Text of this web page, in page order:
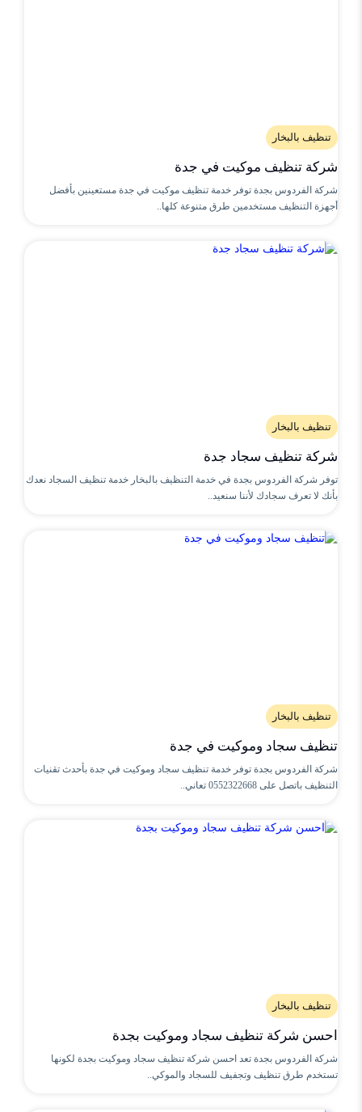
تنظيف بالبخار
شركة تنظيف موكيت في جدة
شركة الفردوس بجدة توفر خدمة تنظيف موكيت في جدة مستعينين بأفضل
أجهزة التنظيف مستخدمين طرق متنوعة كلها..
تنظيف بالبخار
شركة تنظيف سجاد جدة
توفر شركة الفردوس بجدة في خدمة التنظيف بالبخار خدمة تنظيف السجاد نعدك
بأنك لا تعرف سجادك لأننا سنعيد..
تنظيف بالبخار
تنظيف سجاد وموكيت في جدة
شركة الفردوس بجدة توفر خدمة تنظيف سجاد وموكيت في جدة بأحدث تقنيات
التنظيف باتصل على 0552322668 تعاني..
تنظيف بالبخار
احسن شركة تنظيف سجاد وموكيت بجدة
شركة الفردوس بجدة تعد احسن شركة تنظيف سجاد وموكيت بجدة لكونها
تستخدم طرق تنظيف وتجفيف للسجاد والموكي..